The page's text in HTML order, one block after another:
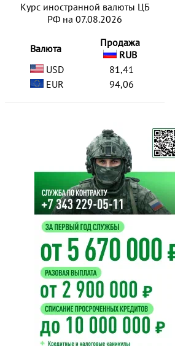
Курс иностранной валюты ЦБ
РФ на 07.08.2026
Валюта
Продажа
RUB
USD
81,41
EUR
94,06